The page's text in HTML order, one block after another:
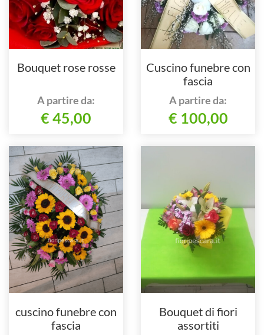
Bouquet rose rosse
A partire da:
€ 45,00
Cuscino funebre con
fascia
A partire da:
€ 100,00
cuscino funebre con
fascia
Bouquet di fiori
assortiti